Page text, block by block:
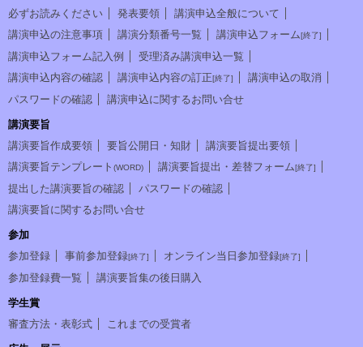
必ずお読みください
発表要領
講演申込全般について
講演申込の注意事項
講演分類番号一覧 講演申込フォーム[終了]
講演申込フォーム記入例
受理済み講演申込一覧
講演申込内容の確認
講演申込内容の訂正[終了]
講演申込の取消
パスワードの確認
講演申込に関するお問い合せ
講演要旨
講演要旨作成要領
要旨公開日・知財
講演要旨提出要領
講演要旨テンプレート (WORD) 講演要旨提出・差替フォーム[終了]
提出した講演要旨の確認
パスワードの確認
講演要旨に関するお問い合せ
参加
参加登録
事前参加登録[終了] オンライン当日参加登録[終了]
参加登録費一覧 講演要旨集の後日購入
学生賞
審査方法・表彰式
これまでの受賞者